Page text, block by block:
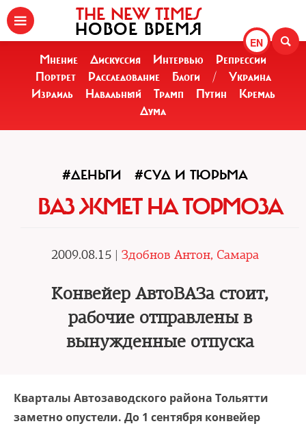
EN
THE NEW TIMES
НОВОЕ ВРЕМЯ
Мнение Дискуссия Интервью
Репрессии
Портрет
Расследование Блоги /
Украина
Израиль
Навальный Трамп Путин
Кремль
Дума
#ДЕНЬГИ #СУД И ТЮРЬМА
ВАЗ ЖМЕТ НА ТОРМОЗА
2009.08.15 | Здобнов Антон, Самара
Конвейер АвтоВАЗа стоит,
рабочие отправлены в
вынужденные отпуска
Кварталы Автозаводского района Тольятти
заметно опустели. До 1 сентября конвейер